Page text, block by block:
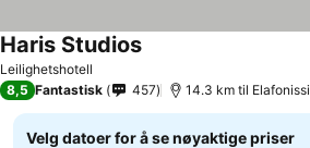
Leilighetshotell
Haris Studios
8,5 Fantastisk 457 14.3 km til Elafonissi
Velg datoer for å se nøyaktige priser